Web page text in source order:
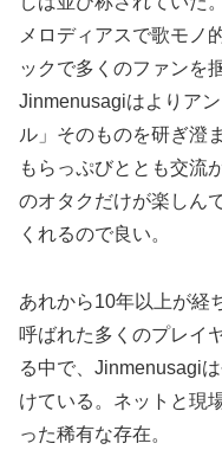
メロディアスで歌モノ
ックで多くのファンを
Jinmenusagiはよりア
ル」そのものを研ぎ澄
もらっぷびととも交流
のオタクだけが楽しん
くれるので良い。
あれから10年以上が経
呼ばれた多くのプレイ
る中で、Jinmenusagi
けている。ネットと現
った稀有な存在。